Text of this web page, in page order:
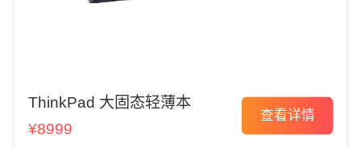
ThinkPad 大固态轻薄本
¥8999
查看详情